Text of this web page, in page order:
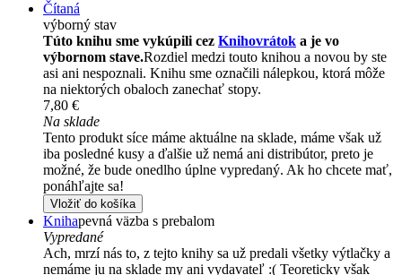
Čítaná
výborný stav
Túto knihu sme vykúpili cez Knihovrátok a je vo
výbornom stave.Rozdiel medzi touto knihou a novou by ste
asi ani nespoznali. Knihu sme označili nálepkou, ktorá môže
na niektorých obaloch zanechať stopy.
7,80 €
Na sklade
Tento produkt síce máme aktuálne na sklade, máme však už
iba posledné kusy a ďalšie už nemá ani distribútor, preto je
možné, že bude onedlho úplne vypredaný. Ak ho chcete mať,
ponáhľajte sa!
Vložiť do košíka
Knihapevná väzba s prebalom
Vypredané
Ach, mrzí nás to, z tejto knihy sa už predali všetky výtlačky a
nemáme ju na sklade my ani vydavateľ :( Teoreticky však